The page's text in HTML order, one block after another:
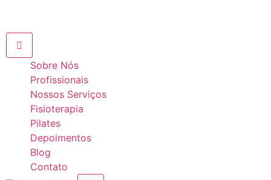
Sobre Nós
Profissionais
Nossos Serviços
Fisioterapia
Pilates
Depoimentos
Blog
Contato